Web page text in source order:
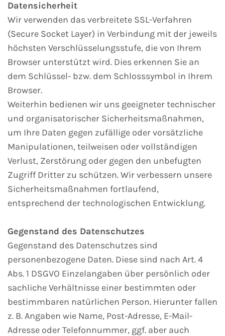
Datensicherheit
Wir verwenden das verbreitete SSL-Verfahren
(Secure Socket Layer) in Verbindung mit der jeweils
höchsten Verschlüsselungsstufe, die von Ihrem
Browser unterstützt wird. Dies erkennen Sie an
dem Schlüssel- bzw. dem Schlosssymbol in Ihrem
Browser.
Weiterhin bedienen wir uns geeigneter technischer
und organisatorischer Sicherheitsmaßnahmen,
um Ihre Daten gegen zufällige oder vorsätzliche
Manipulationen, teilweisen oder vollständigen
Verlust, Zerstörung oder gegen den unbefugten
Zugriff Dritter zu schützen. Wir verbessern unsere
Sicherheitsmaßnahmen fortlaufend,
entsprechend der technologischen Entwicklung.
Gegenstand des Datenschutzes
Gegenstand des Datenschutzes sind
personenbezogene Daten. Diese sind nach Art. 4
Abs. 1 DSGVO Einzelangaben über persönlich oder
sachliche Verhältnisse einer bestimmten oder
bestimmbaren natürlichen Person. Hierunter fallen
z. B. Angaben wie Name, Post-Adresse, E-Mail-
Adresse oder Telefonnummer, ggf. aber auch